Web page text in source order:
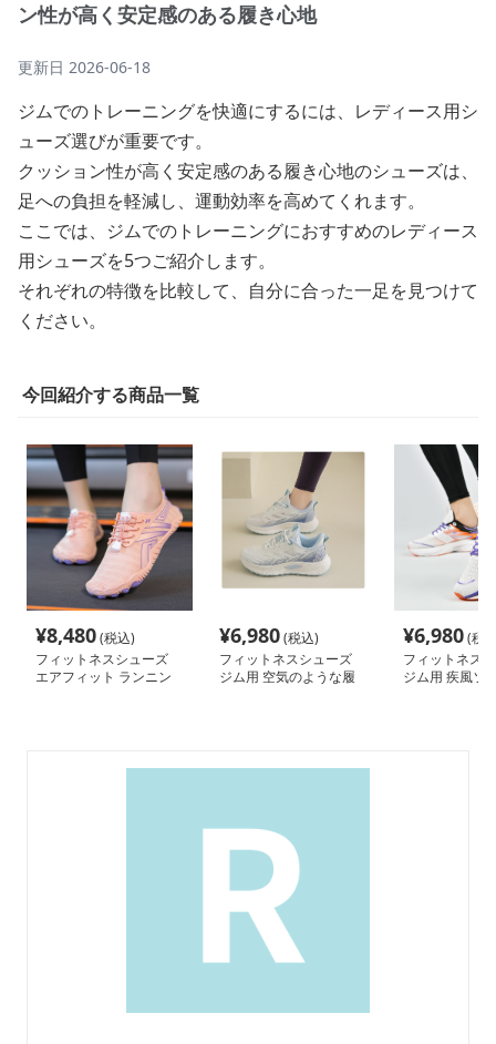
ン性が高く安定感のある履き心地
更新日 2026-06-18
ジムでのトレーニングを快適にするには、レディース用シ
ューズ選びが重要です。
クッション性が高く安定感のある履き心地のシューズは、
足への負担を軽減し、運動効率を高めてくれます。
ここでは、ジムでのトレーニングにおすすめのレディース
用シューズを5つご紹介します。
それぞれの特徴を比較して、自分に合った一足を見つけて
ください。
今回紹介する商品一覧
¥8,480(税込)
フィットネスシューズ
エアフィット ランニン
¥6,980(税込)
フィットネスシューズ
ジム用 空気のような履
¥6,980(税
フィットネス
ジム用 疾風ソ